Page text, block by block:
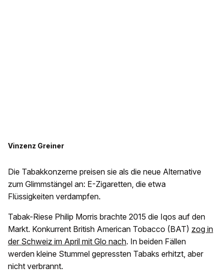
Vinzenz Greiner
Die Tabakkonzerne preisen sie als die neue Alternative
zum Glimmstängel an: E-Zigaretten, die etwa
Flüssigkeiten verdampfen.
Tabak-Riese Philip Morris brachte 2015 die Iqos auf den
Markt. Konkurrent British American Tobacco (BAT) zog in
der Schweiz im April mit Glo nach. In beiden Fällen
werden kleine Stummel gepressten Tabaks erhitzt, aber
nicht verbrannt.